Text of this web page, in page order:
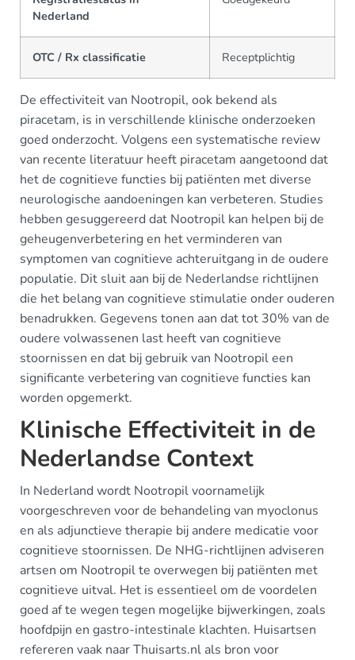
Nederland
OTC / Rx classificatie Receptplichtig
De effectiviteit van Nootropil, ook bekend als
piracetam, is in verschillende klinische onderzoeken
goed onderzocht. Volgens een systematische review
van recente literatuur heeft piracetam aangetoond dat
het de cognitieve functies bij patiënten met diverse
neurologische aandoeningen kan verbeteren. Studies
hebben gesuggereerd dat Nootropil kan helpen bij de
geheugenverbetering en het verminderen van
symptomen van cognitieve achteruitgang in de oudere
populatie. Dit sluit aan bij de Nederlandse richtlijnen
die het belang van cognitieve stimulatie onder ouderen
benadrukken. Gegevens tonen aan dat tot 30% van de
oudere volwassenen last heeft van cognitieve
stoornissen en dat bij gebruik van Nootropil een
significante verbetering van cognitieve functies kan
worden opgemerkt.
Klinische Effectiviteit in de
Nederlandse Context
In Nederland wordt Nootropil voornamelijk
voorgeschreven voor de behandeling van myoclonus
en als adjunctieve therapie bij andere medicatie voor
cognitieve stoornissen. De NHG-richtlijnen adviseren
artsen om Nootropil te overwegen bij patiënten met
cognitieve uitval. Het is essentieel om de voordelen
goed af te wegen tegen mogelijke bijwerkingen, zoals
hoofdpijn en gastro-intestinale klachten. Huisartsen
refereren vaak naar Thuisarts.nl als bron voor